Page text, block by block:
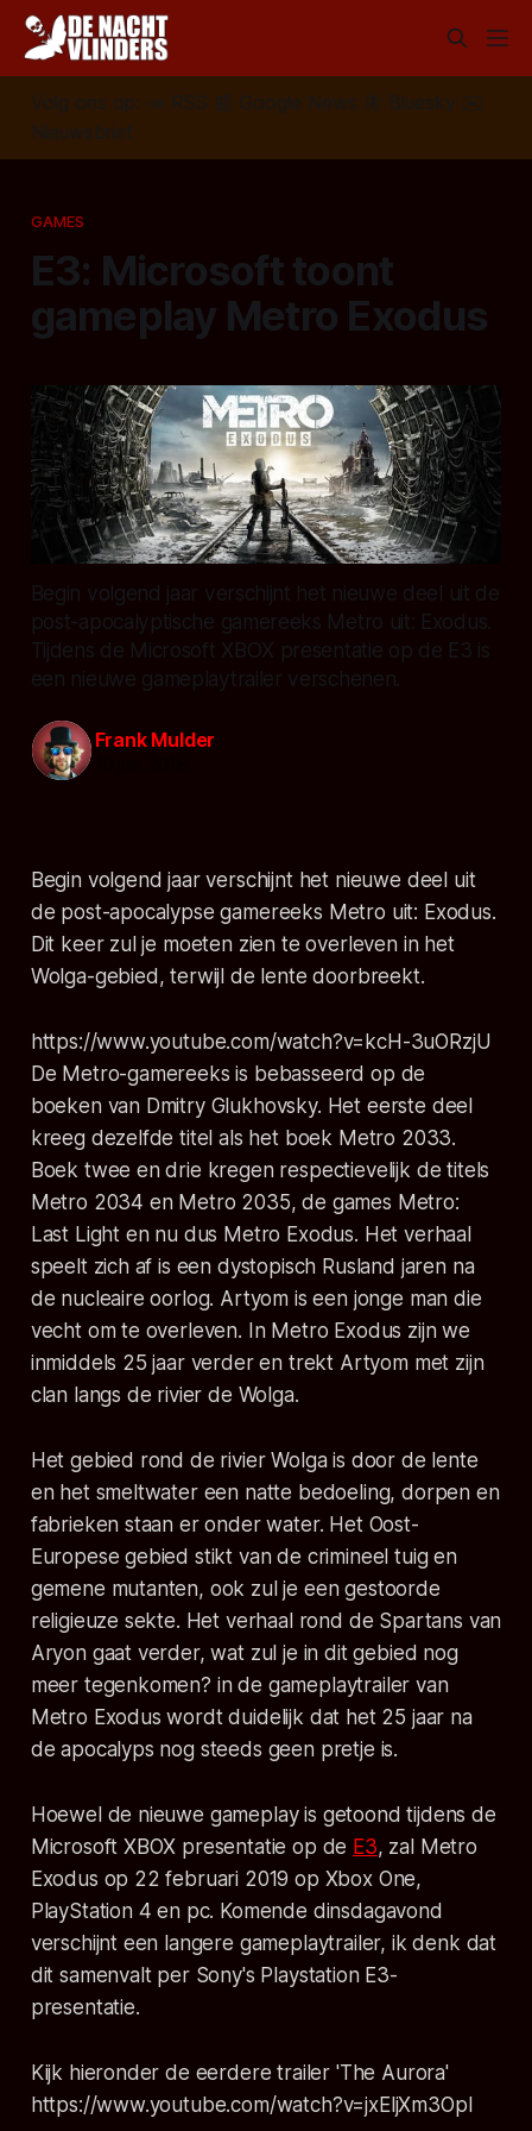
Volg ons op: 📣 RSS 📰 Google News 🦋 Bluesky
✉️
Nieuwsbrief
GAMES
E3: Microsoft toont
gameplay Metro Exodus
Begin volgend jaar verschijnt het nieuwe deel uit de
post-apocalyptische gamereeks Metro uit: Exodus.
Tijdens de Microsoft XBOX presentatie op de E3 is
een nieuwe gameplaytrailer verschenen.
Frank Mulder
Begin volgend jaar verschijnt het nieuwe deel uit
de post-apocalypse gamereeks Metro uit: Exodus.
Dit keer zul je moeten zien te overleven in het
Wolga-gebied, terwijl de lente doorbreekt.
https://www.youtube.com/watch?v=kcH-3uORzjU
De Metro-gamereeks is bebasseerd op de
boeken van Dmitry Glukhovsky. Het eerste deel
kreeg dezelfde titel als het boek Metro 2033.
Boek twee en drie kregen respectievelijk de titels
Metro 2034 en Metro 2035, de games Metro:
Last Light en nu dus Metro Exodus. Het verhaal
speelt zich af is een dystopisch Rusland jaren na
de nucleaire oorlog. Artyom is een jonge man die
vecht om te overleven. In Metro Exodus zijn we
inmiddels 25 jaar verder en trekt Artyom met zijn
clan langs de rivier de Wolga.
Het gebied rond de rivier Wolga is door de lente
en het smeltwater een natte bedoeling, dorpen en
fabrieken staan er onder water. Het Oost-
Europese gebied stikt van de crimineel tuig en
gemene mutanten, ook zul je een gestoorde
religieuze sekte. Het verhaal rond de Spartans van
Aryon gaat verder, wat zul je in dit gebied nog
meer tegenkomen? in de gameplaytrailer van
Metro Exodus wordt duidelijk dat het 25 jaar na
de apocalyps nog steeds geen pretje is.
Hoewel de nieuwe gameplay is getoond tijdens de
Microsoft XBOX presentatie op de E3, zal Metro
Exodus op 22 februari 2019 op Xbox One,
PlayStation 4 en pc. Komende dinsdagavond
verschijnt een langere gameplaytrailer, ik denk dat
dit samenvalt per Sony's Playstation E3-
presentatie.
Kijk hieronder de eerdere trailer 'The Aurora'
https://www.youtube.com/watch?v=jxEljXm3OpI